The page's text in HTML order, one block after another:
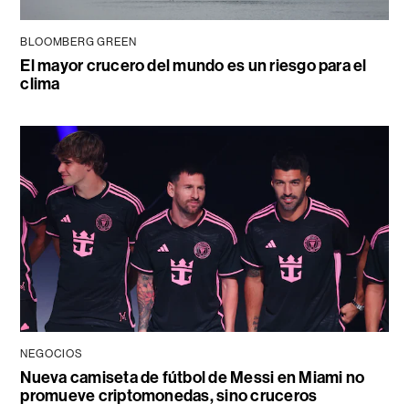
BLOOMBERG GREEN
El mayor crucero del mundo es un riesgo para el
clima
NEGOCIOS
Nueva camiseta de fútbol de Messi en Miami no
promueve criptomonedas, sino cruceros